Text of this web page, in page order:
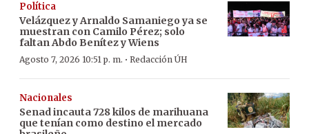
Política
Velázquez y Arnaldo Samaniego ya se
muestran con Camilo Pérez; solo
faltan Abdo Benítez y Wiens
Agosto 7, 2026 10:51 p. m. · Redacción ÚH
Nacionales
Senad incauta 728 kilos de marihuana
que tenían como destino el mercado